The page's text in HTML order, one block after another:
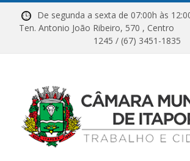
De segunda a sexta de 07:00h às
Ten. Antonio João Ribeiro, 570 ,
1245 / (67) 3451-1835